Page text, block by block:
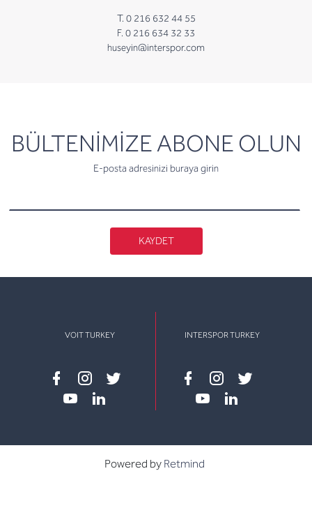
T. 0 216 632 44 55
F. 0 216 634 32 33
huseyin@interspor.com
BÜLTENİMİZE ABONE OLUN
E-posta adresinizi buraya girin
newsletter
KAYDET
VOIT TURKEY
Facebook
instagram
twitter
INTERSPOR TURKEY
Facebook
instagram
twitter
Powered by Retmind